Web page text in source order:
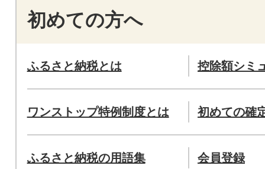
初めての方へ
ふるさと納税とは 控除額シミ
ワンストップ特例制度とは 初めての確
ふるさと納税の用語集 会員登録